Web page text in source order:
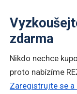
zdarma
Nikdo nechce
proto nabízíme
Zaregistrujte se